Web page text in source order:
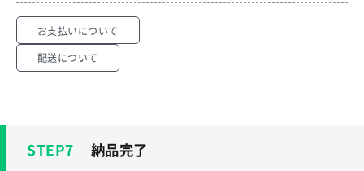
お支払いについて
配送について
納品完了